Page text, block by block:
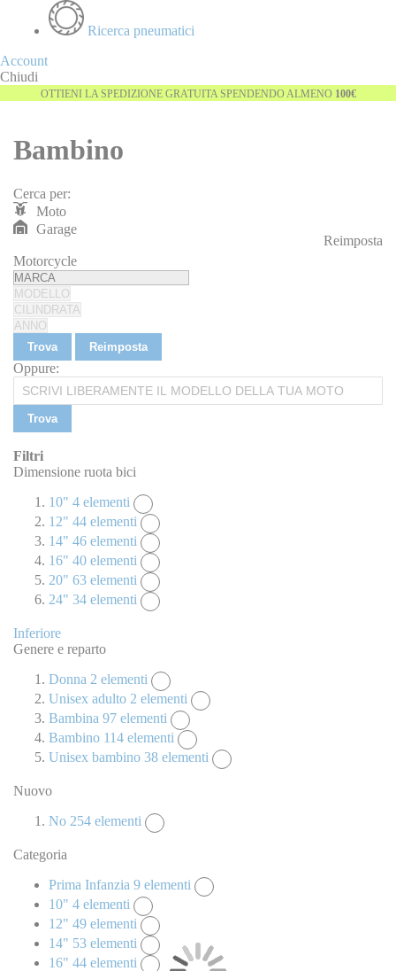
Ricerca pneumatici
Account
Chiudi
OTTIENI LA SPEDIZIONE GRATUITA SPENDENDO ALMENO 100€
Bambino
Cerca per:
Moto
Garage
Reimposta
Motorcycle
Trova Reimposta
Oppure:
Trova
Filtri
Dimensione ruota bici
10" 4 elementi
12" 44 elementi
14" 46 elementi
16" 40 elementi
20" 63 elementi
24" 34 elementi
Inferiore
Genere e reparto
Donna 2 elementi
Unisex adulto 2 elementi
Bambina 97 elementi
Bambino 114 elementi
Unisex bambino 38 elementi
Nuovo
No 254 elementi
Categoria
Prima Infanzia 9 elementi
10" 4 elementi
12" 49 elementi
14" 53 elementi
16" 44 elementi